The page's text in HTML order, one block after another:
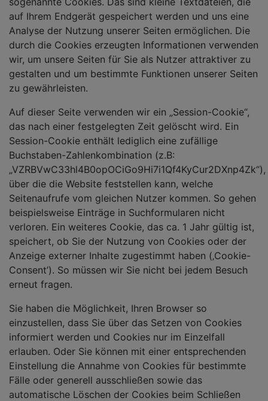
auf Ihrem Endgerät gespeichert werden und uns eine
Analyse der Nutzung unserer Seiten ermöglichen. Die
durch die Cookies erzeugten Informationen verwenden
wir, um unsere Seiten für Sie als Nutzer attraktiver zu
gestalten und um bestimmte Funktionen unserer Seiten
zu gewährleisten.
Auf dieser Seite verwenden wir ein „Session-Cookie“,
das nach einer festgelegten Zeit gelöscht wird. Ein
Session-Cookie enthält lediglich eine zufällige
Buchstaben-Zahlenkombination (z.B:
„VZRBVwC33hl4B0opOCiGo9Hi7i1Qf4KyCur2DXnp4Zk“),
über die die Website feststellen kann, welche
Seitenaufrufe vom gleichen Nutzer kommen. So gehen
beispielsweise Einträge in Suchformularen nicht
verloren. Ein weiteres Cookie, das ca. 1 Jahr gültig ist,
speichert, ob Sie der Nutzung von Cookies oder der
Anzeige externer Inhalte zugestimmt haben (‚Cookie-
Consent’). So müssen wir Sie nicht bei jedem Besuch
erneut fragen.
Sie haben die Möglichkeit, Ihren Browser so
einzustellen, dass Sie über das Setzen von Cookies
informiert werden und Cookies nur im Einzelfall
erlauben. Oder Sie können mit einer entsprechenden
Einstellung die Annahme von Cookies für bestimmte
Fälle oder generell ausschließen sowie das
automatische Löschen der Cookies beim Schließen